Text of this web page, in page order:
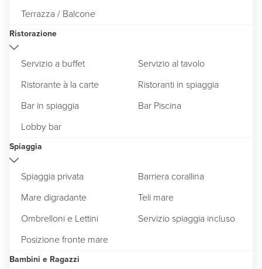
Terrazza / Balcone
Ristorazione
Servizio a buffet
Servizio al tavolo
Ristorante à la carte
Ristoranti in spiaggia
Bar in spiaggia
Bar Piscina
Lobby bar
Spiaggia
Spiaggia privata
Barriera corallina
Mare digradante
Teli mare
Ombrelloni e Lettini
Servizio spiaggia incluso
Posizione fronte mare
Bambini e Ragazzi